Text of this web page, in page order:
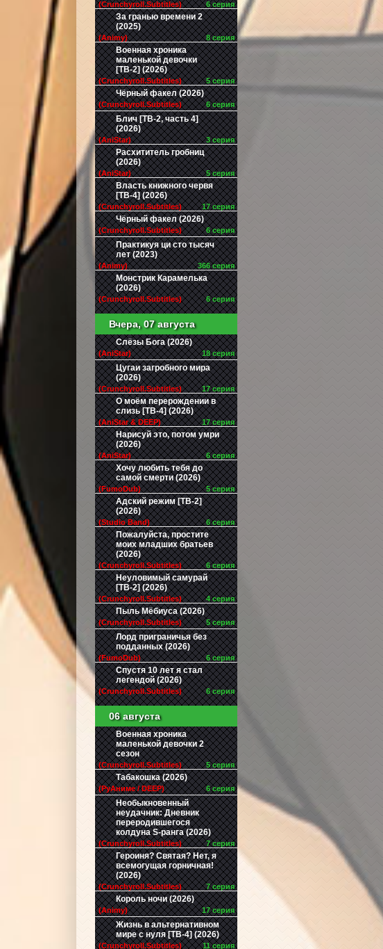
(Crunchyroll.Subtitles) 6 серия
За гранью времени 2
(2025)
(Animy) 8 серия
Военная хроника
маленькой девочки
[ТВ-2] (2026)
(Crunchyroll.Subtitles) 5 серия
Чёрный факел (2026)
(Crunchyroll.Subtitles) 6 серия
Блич [ТВ-2, часть 4]
(2026)
(AniStar) 3 серия
Расхититель гробниц
(2026)
(AniStar) 5 серия
Власть книжного червя
[ТВ-4] (2026)
(Crunchyroll.Subtitles) 17 серия
Чёрный факел (2026)
(Crunchyroll.Subtitles) 6 серия
Практикуя ци сто тысяч
лет (2023)
(Animy) 366 серия
Монстрик Карамелька
(2026)
(Crunchyroll.Subtitles) 6 серия
Вчера, 07 августа
Слёзы Бога (2026)
(AniStar) 18 серия
Цугаи загробного мира
(2026)
(Crunchyroll.Subtitles) 17 серия
О моём перерождении в
слизь [ТВ-4] (2026)
(AniStar & DEEP) 17 серия
Нарисуй это, потом умри
(2026)
(AniStar) 6 серия
Хочу любить тебя до
самой смерти (2026)
(FumoDub) 5 серия
Адский режим [ТВ-2]
(2026)
(Studio Band) 6 серия
Пожалуйста, простите
моих младших братьев
(2026)
(Crunchyroll.Subtitles) 6 серия
Неуловимый самурай
[ТВ-2] (2026)
(Crunchyroll.Subtitles) 4 серия
Пыль Мёбиуса (2026)
(Crunchyroll.Subtitles) 5 серия
Лорд приграничья без
подданных (2026)
(FumoDub) 6 серия
Спустя 10 лет я стал
легендой (2026)
(Crunchyroll.Subtitles) 6 серия
06 августа
Военная хроника
маленькой девочки 2
сезон
(Crunchyroll.Subtitles) 5 серия
Табакошка (2026)
(РуАниме / DEEP) 6 серия
Необыкновенный
неудачник: Дневник
переродившегося
колдуна S-ранга (2026)
(Crunchyroll.Subtitles) 7 серия
Героиня? Святая? Нет, я
всемогущая горничная!
(2026)
(Crunchyroll.Subtitles) 7 серия
Король ночи (2026)
(Animy) 17 серия
Жизнь в альтернативном
мире с нуля [ТВ-4] (2026)
(Crunchyroll.Subtitles) 11 серия